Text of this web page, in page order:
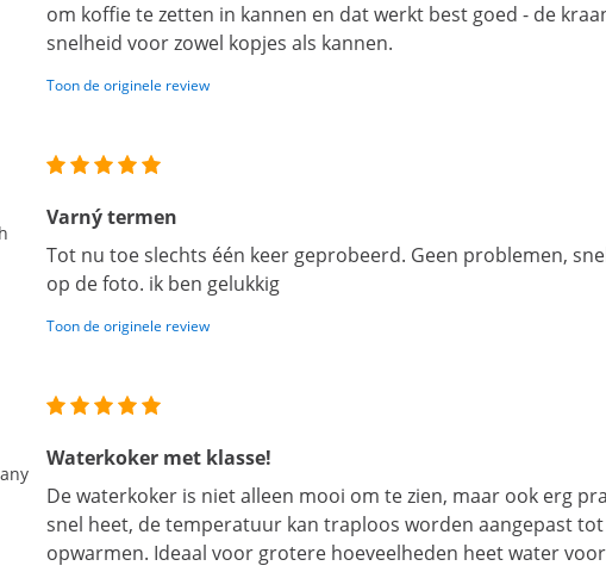
om koffie te zetten in kannen en dat werkt best goed - de
snelheid voor zowel kopjes als kannen.
Toon de originele review
Varný termen
Tot nu toe slechts één keer geprobeerd. Geen problemen,
op de foto. ik ben gelukkig
Toon de originele review
Waterkoker met klasse!
De waterkoker is niet alleen mooi om te zien, maar ook erg
snel heet, de temperatuur kan traploos worden aangepast tot
opwarmen. Ideaal voor grotere hoeveelheden heet water